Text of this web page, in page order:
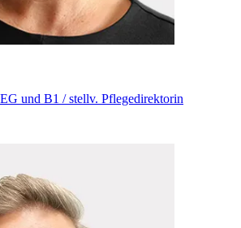
und B1 / stellv. Pflegedirektorin